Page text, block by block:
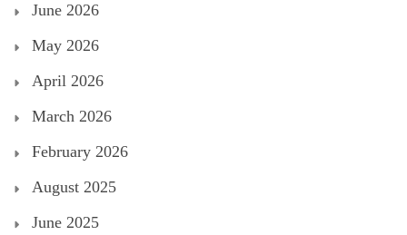
June 2026
May 2026
April 2026
March 2026
February 2026
August 2025
June 2025